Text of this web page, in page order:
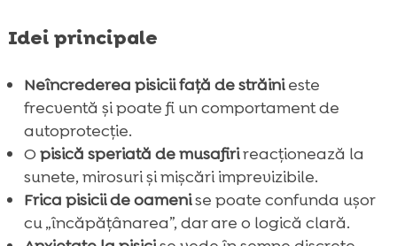
Plan practic pe termen scurt și lung pentru
Concluzie
 FAQ
Idei principale
Neîncrederea pisicii față de străinieste
frecventă și poate fi un comportament de
autoprotecție.
O pisică speriată de musafirireacționează la
sunete, mirosuri și mișcări imprevizibile.
Frica pisicii de oamenise poate confunda ușor
cu „încăpățânarea”, dar are o logică clară.